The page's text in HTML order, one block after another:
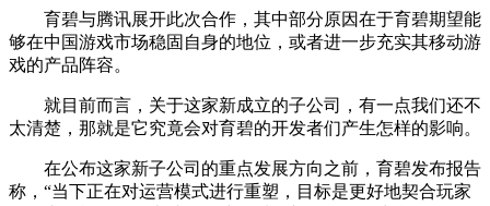
育碧与腾讯展开此次合作，其中部分原因在于育碧期望能
够在中国游戏市场稳固自身的地位，或者进一步充实其移动游
戏的产品阵容。
就目前而言，关于这家新成立的子公司，有一点我们还不
太清楚，那就是它究竟会对育碧的开发者们产生怎样的影响。
在公布这家新子公司的重点发展方向之前，育碧发布报告
称，“当下正在对运营模式进行重塑，目标是更好地契合玩家